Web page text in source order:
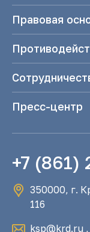
Правовая
Пресс-центр
+7 (861)
350000, г.
116
ksp@krd.ru ,